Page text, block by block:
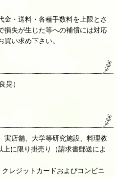
金・送料・各種手数料を上限とさ
損失が生じた等への補償には対応
い求め下さい。
）
実店舗、大学等研究施設、料理教
に限り掛売り（請求書郵送によ
レジットカードおよびコンビニ